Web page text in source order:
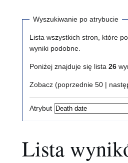
Wyszukiwanie po atrybucie
Lista wszystkich stron, które
wyniki podobne.
Poniżej znajduje się lista 26
Zobacz (poprzednie 50 |
Atrybut
Lista